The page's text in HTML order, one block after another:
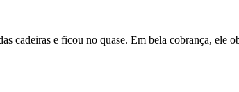
cadeiras e ficou no quase. Em bela cobrança, ele